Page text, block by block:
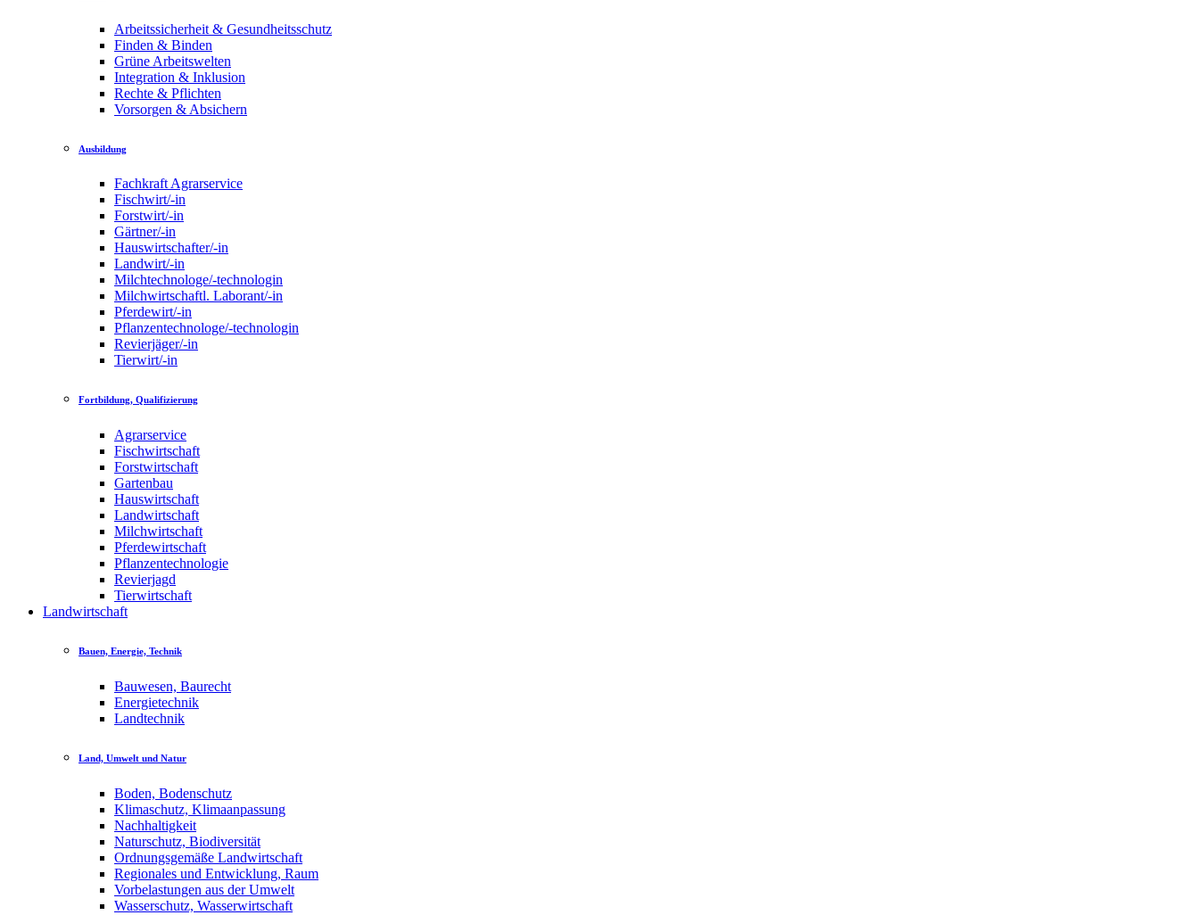
Arbeitssicherheit & Gesundheitsschutz
Finden & Binden
Grüne Arbeitswelten
Integration & Inklusion
Rechte & Pflichten
Vorsorgen & Absichern
Ausbildung
Fachkraft Agrarservice
Fischwirt/-in
Forstwirt/-in
Gärtner/-in
Hauswirtschafter/-in
Landwirt/-in
Milchtechnologe/-technologin
Milchwirtschaftl. Laborant/-in
Pferdewirt/-in
Pflanzentechnologe/-technologin
Revierjäger/-in
Tierwirt/-in
Fortbildung, Qualifizierung
Agrarservice
Fischwirtschaft
Forstwirtschaft
Gartenbau
Hauswirtschaft
Landwirtschaft
Milchwirtschaft
Pferdewirtschaft
Pflanzentechnologie
Revierjagd
Tierwirtschaft
Landwirtschaft
Bauen, Energie, Technik
Bauwesen, Baurecht
Energietechnik
Landtechnik
Land, Umwelt und Natur
Boden, Bodenschutz
Klimaschutz, Klimaanpassung
Nachhaltigkeit
Naturschutz, Biodiversität
Ordnungsgemäße Landwirtschaft
Regionales und Entwicklung, Raum
Vorbelastungen aus der Umwelt
Wasserschutz, Wasserwirtschaft